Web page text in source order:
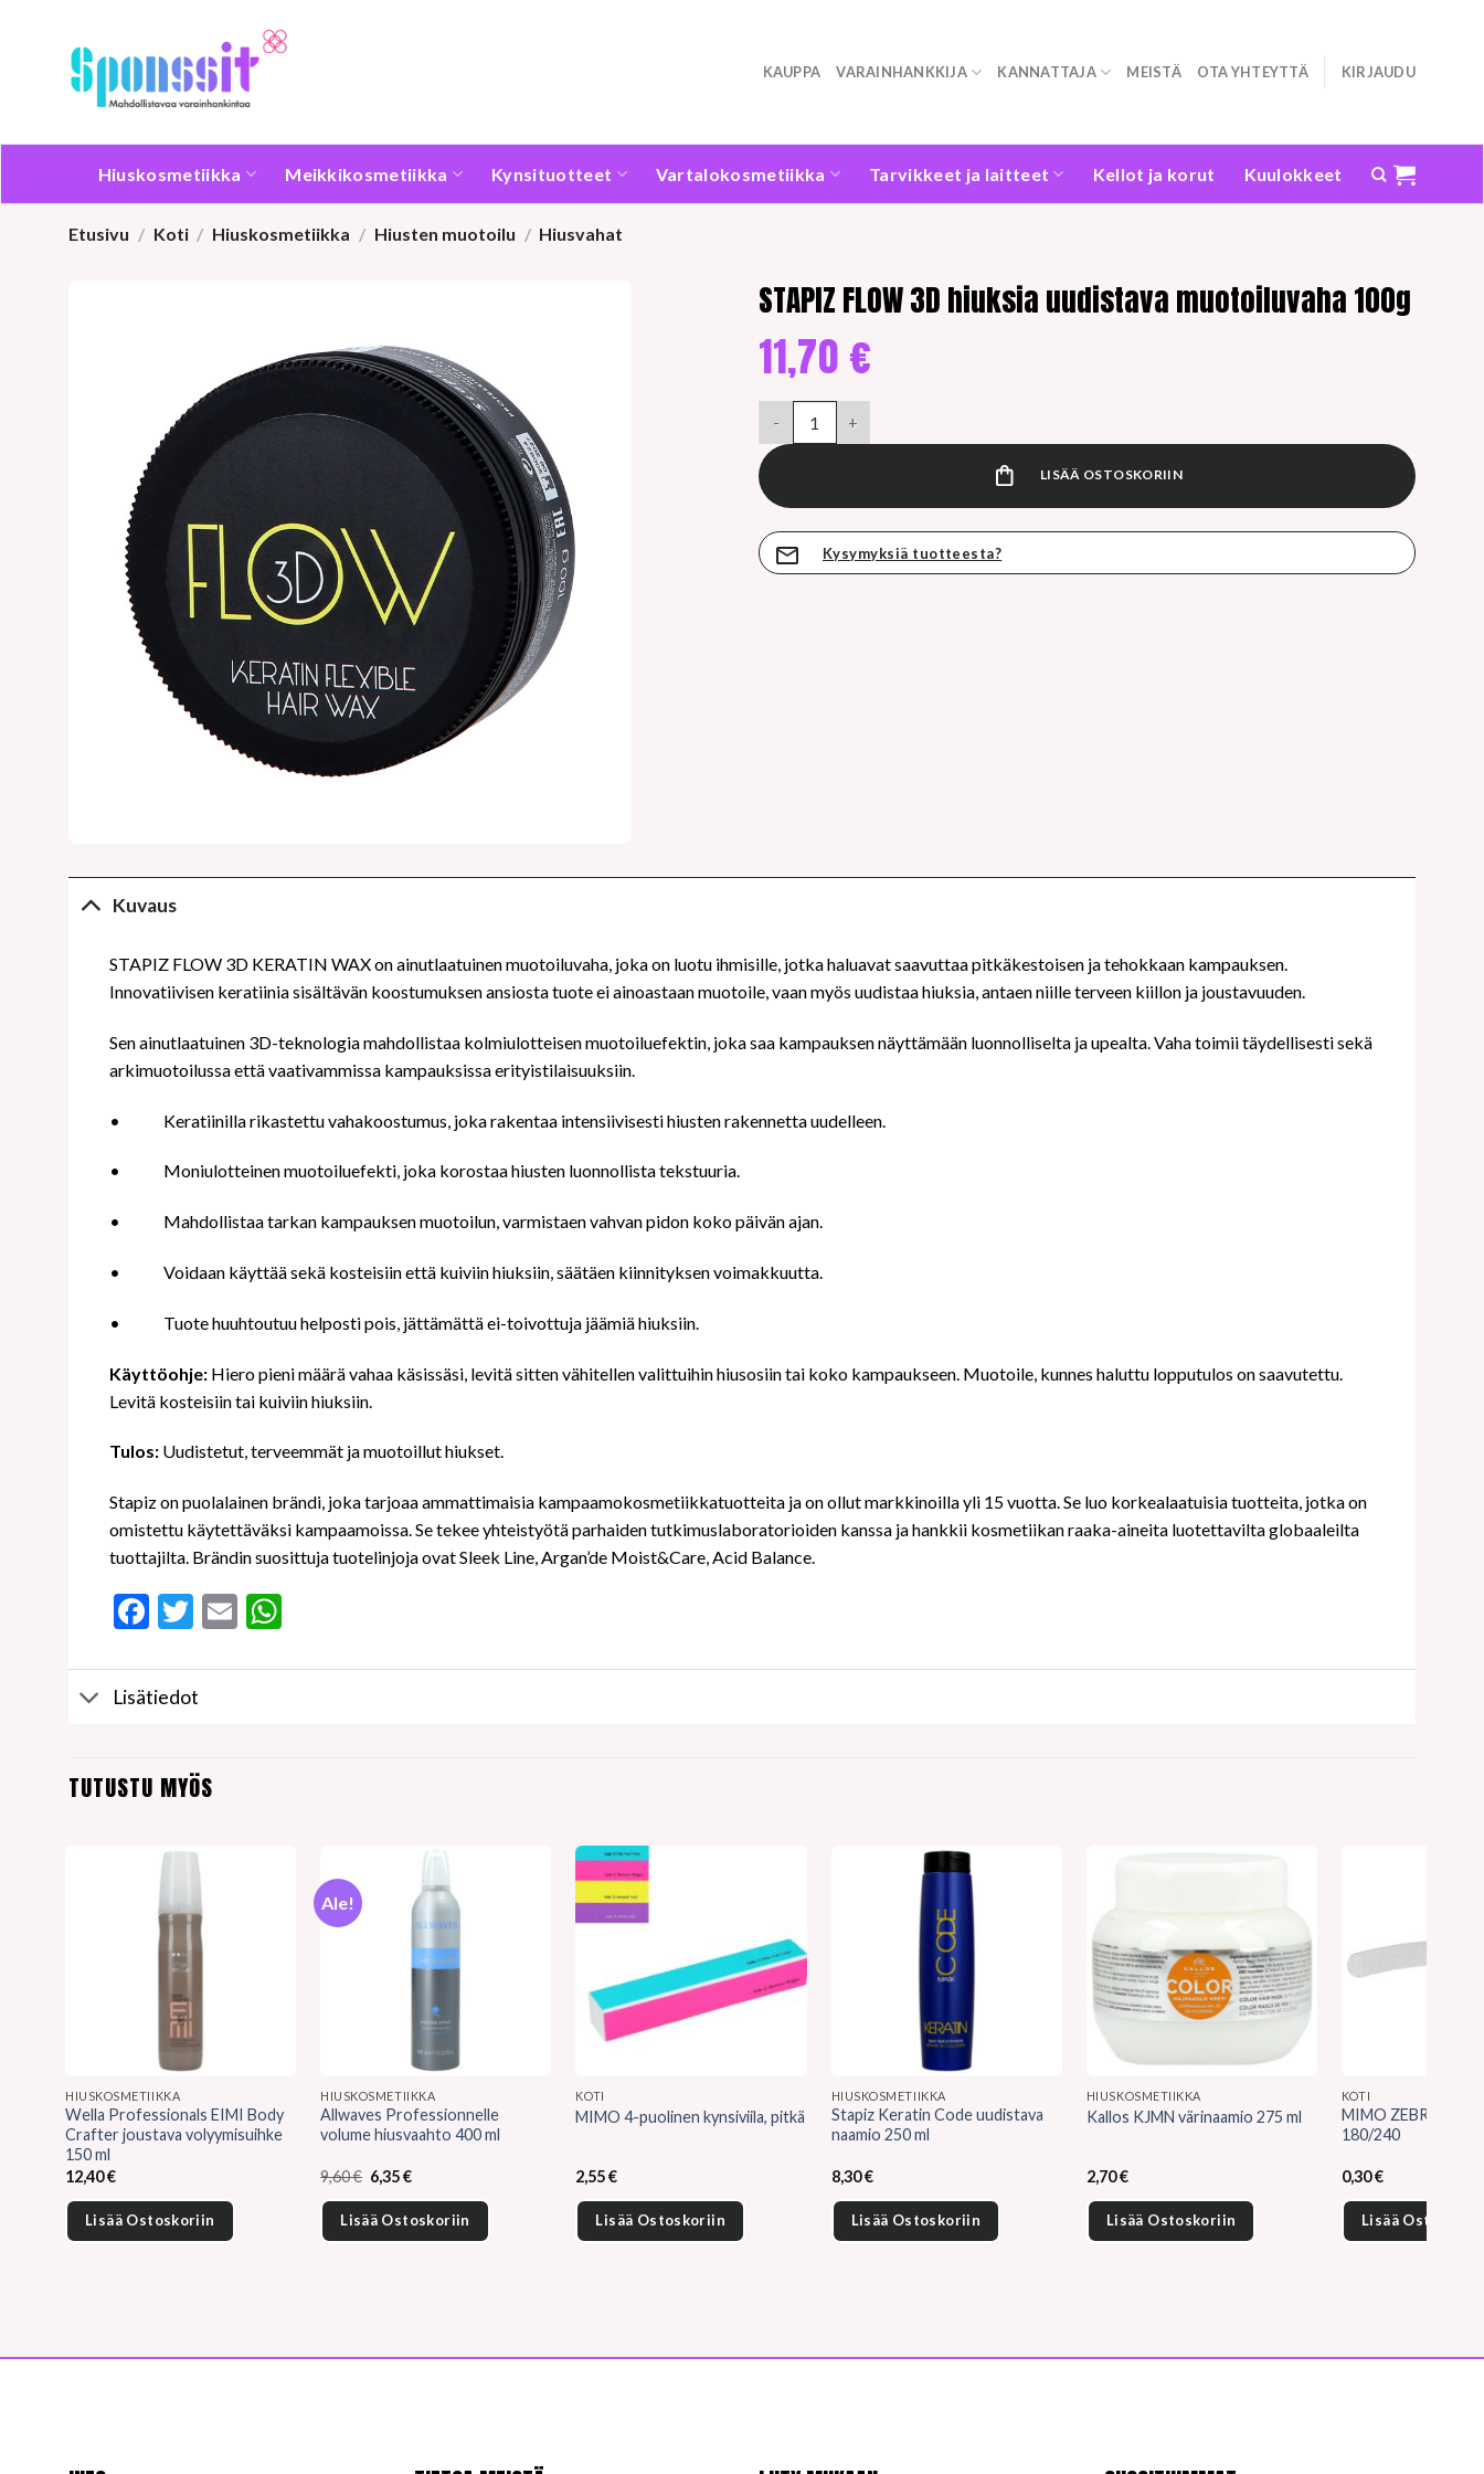
KAUPPA VARAINHANKKIJA KANNATTAJA MEISTÄ OTA YHTEYTTÄ KIRJAUDU
Hiuskosmetiikka Meikkikosmetiikka Kynsituotteet Vartalokosmetiikka Tarvikkeet ja laitteet Kellot ja korut Kuulokkeet
Etusivu / Koti / Hiuskosmetiikka / Hiusten muotoilu / Hiusvahat
STAPIZ FLOW 3D hiuksia uudistava muotoiluvaha 100g
11,70 €
LISÄÄ OSTOSKORIIN
Kysymyksiä tuotteesta?
Kuvaus
STAPIZ FLOW 3D KERATIN WAX on ainutlaatuinen muotoiluvaha, joka on luotu ihmisille, jotka haluavat saavuttaa pitkäkestoisen ja tehokkaan kampauksen.
Innovatiivisen keratiinia sisältävän koostumuksen ansiosta tuote ei ainoastaan muotoile, vaan myös uudistaa hiuksia, antaen niille terveen kiillon ja joustavuuden.
Sen ainutlaatuinen 3D-teknologia mahdollistaa kolmiulotteisen muotoiluefektin, joka saa kampauksen näyttämään luonnolliselta ja upealta. Vaha toimii täydellisesti sekä
arkimuotoilussa että vaativammissa kampauksissa erityistilaisuuksiin.
• Keratiinilla rikastettu vahakoostumus, joka rakentaa intensiivisesti hiusten rakennetta uudelleen.
• Moniulotteinen muotoiluefekti, joka korostaa hiusten luonnollista tekstuuria.
• Mahdollistaa tarkan kampauksen muotoilun, varmistaen vahvan pidon koko päivän ajan.
• Voidaan käyttää sekä kosteisiin että kuiviin hiuksiin, säätäen kiinnityksen voimakkuutta.
• Tuote huuhtoutuu helposti pois, jättämättä ei-toivottuja jäämiä hiuksiin.
Käyttöohje: Hiero pieni määrä vahaa käsissäsi, levitä sitten vähitellen valittuihin hiusosiin tai koko kampaukseen. Muotoile, kunnes haluttu lopputulos on saavutettu.
Levitä kosteisiin tai kuiviin hiuksiin.
Tulos: Uudistetut, terveemmät ja muotoillut hiukset.
Stapiz on puolalainen brändi, joka tarjoaa ammattimaisia kampaamokosmetiikkatuotteita ja on ollut markkinoilla yli 15 vuotta. Se luo korkealaatuisia tuotteita, jotka on
omistettu käytettäväksi kampaamoissa. Se tekee yhteistyötä parhaiden tutkimuslaboratorioiden kanssa ja hankkii kosmetiikan raaka-aineita luotettavilta globaaleilta
tuottajilta. Brändin suosittuja tuotelinjoja ovat Sleek Line, Argan’de Moist&Care, Acid Balance.
Facebook
Twitter
EmailWhatsApp
Lisätiedot
TUTUSTU MYÖS
HIUSKOSMETIIKKA
Wella Professionals EIMI Body
Crafter joustava volyymisuihke
150 ml
12,40€
Lisää Ostoskoriin
Ale!
HIUSKOSMETIIKKA
Allwaves Professionnelle
volume hiusvaahto 400 ml
9,60€ Alkuperäinen
hinta
oli:
9,60 €.
6,35€Nykyinen
on:
6,35 €.
Lisää Ostoskoriin
KOTI
MIMO 4-puolinen kynsiviila, pitkä
2,55€
Lisää Ostoskoriin
HIUSKOSMETIIKKA
Stapiz Keratin Code uudistava
naamio 250 ml
8,30€
Lisää Ostoskoriin
HIUSKOSMETIIKKA
Kallos KJMN värinaamio 275 ml
2,70€
Lisää Ostoskoriin
KOTI
MIMO ZEBRA
180/240
0,30€
Lisää